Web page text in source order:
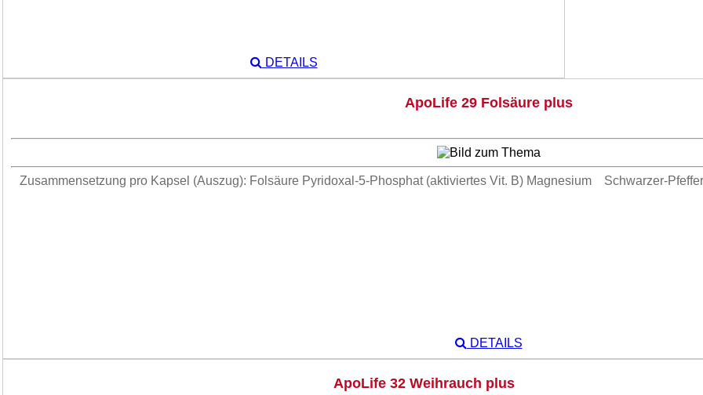
DETAILS
ApoLife 29 Folsäure plus
Zusammensetzung pro Kapsel (Auszug): Folsäure Pyridoxal-5-Phosphat (aktiviertes Vit. B) Magnesium Schwarzer-
DETAILS
ApoLife 32 Weihrauch plus